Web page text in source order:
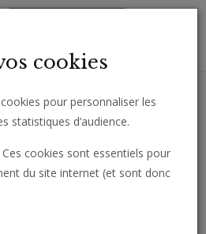
e-mail.
cookies
pour personnaliser les
statistiques d’audience.
Ces cookies sont essentiels pour
du site internet (et sont donc